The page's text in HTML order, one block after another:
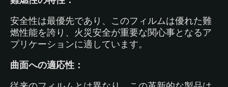
安全性は最優先であり、このフィルムは優れた難
燃性能を誇り、火災安全が重要な関心事となるア
プリケーションに適しています。
曲面への適応性：